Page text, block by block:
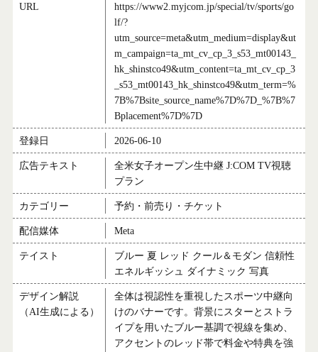
URL
https://www2.myjcom.jp/special/tv/sports/go
lf/?
utm_source=meta&utm_medium=display&ut
m_campaign=ta_mt_cv_cp_3_s53_mt00143_
hk_shinstco49&utm_content=ta_mt_cv_cp_3
_s53_mt00143_hk_shinstco49&utm_term=%
7B%7Bsite_source_name%7D%7D_%7B%7
Bplacement%7D%7D
登録日 2026-06-10
広告テキスト
全米女子オープン生中継 J:COM TV視聴
プラン
カテゴリー 予約・前売り・チケット
配信媒体 Meta
テイスト
ブルー 夏 レッド クール＆モダン 信頼性
エネルギッシュ ダイナミック 写真
デザイン解説
（AI生成による）
全体は視認性を重視したスポーツ中継向
けのバナーです。背景にスターとストラ
イプを用いたブルー基調で視線を集め、
アクセントのレッド帯で料金や特典を強